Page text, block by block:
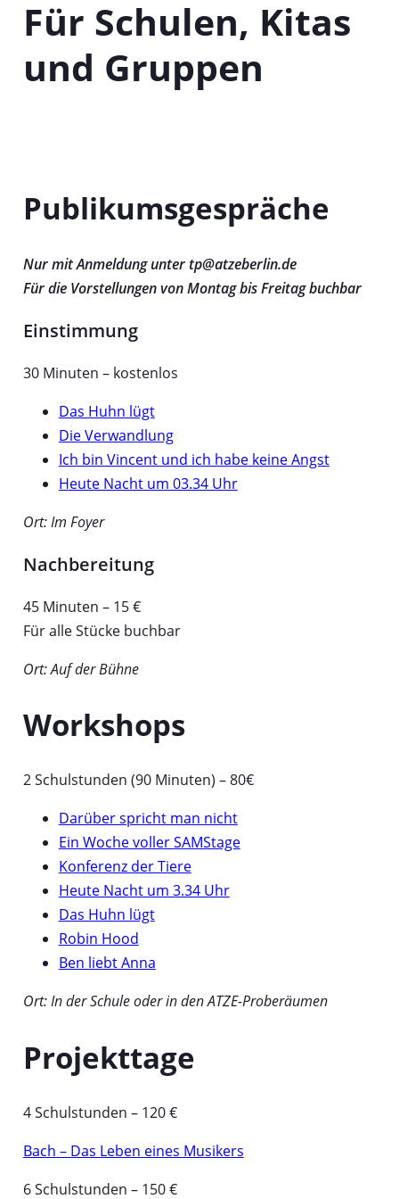
Für Schulen, Kitas
und Gruppen
Publikumsgespräche
Nur mit Anmeldung unter tp@atzeberlin.de
Für die Vorstellungen von Montag bis Freitag buchbar
Einstimmung
30 Minuten – kostenlos
Das Huhn lügt
Die Verwandlung
Ich bin Vincent und ich habe keine Angst
Heute Nacht um 03.34 Uhr
Ort: Im Foyer
Nachbereitung
45 Minuten – 15 €
Für alle Stücke buchbar
Ort: Auf der Bühne
Workshops
2 Schulstunden (90 Minuten) – 80€
Darüber spricht man nicht
Ein Woche voller SAMStage
Konferenz der Tiere
Heute Nacht um 3.34 UhrÖ
t
e
Das Huhn lügt
Robin HoodÖ
f
n
t
n
e
u
Ben liebt Anna
Ort: In der Schule oder in den ATZE-Proberäumen
Projekttage
4 Schulstunden – 120 €
Bach – Das Leben eines Musikers
6 Schulstunden – 150 €